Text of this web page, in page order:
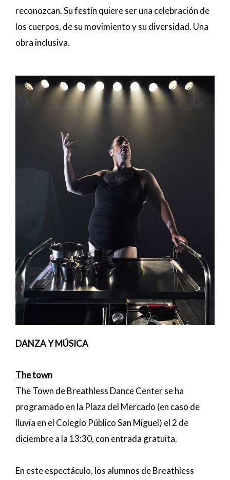
reconozcan. Su festín quiere ser una celebración de
los cuerpos, de su movimiento y su diversidad. Una
obra inclusiva.
DANZA Y MÚSICA
The town
The Town de Breathless Dance Center se ha
programado en la Plaza del Mercado (en caso de
lluvia en el Colegio Público San Miguel) el 2 de
diciembre a la 13:30, con entrada gratuita.
En este espectáculo, los alumnos de Breathless